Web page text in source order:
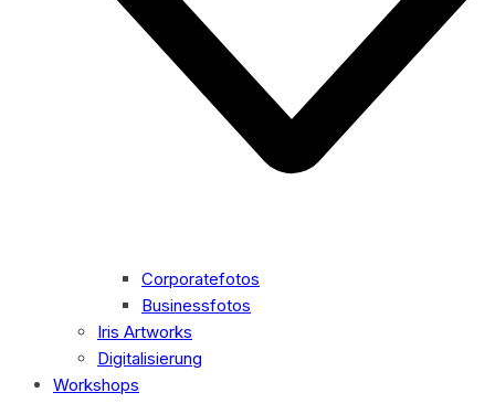
Corporatefotos
Businessfotos
Iris Artworks
Digitalisierung
Workshops